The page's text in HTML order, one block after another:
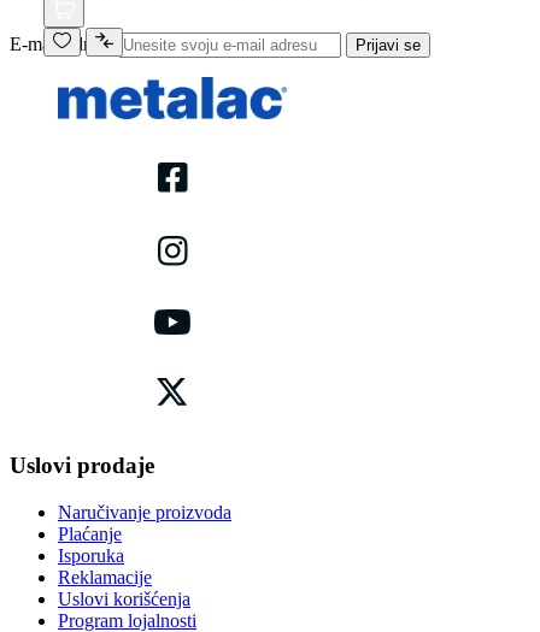
E-mail adresa Prijavi se
Uslovi prodaje
Naručivanje proizvoda
Plaćanje
Isporuka
Reklamacije
Uslovi korišćenja
Program lojalnosti